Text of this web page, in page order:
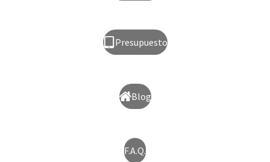
Presupuesto
Blog
F.A.Q.